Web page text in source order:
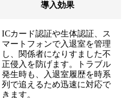
導入効果
ICカード認証や生体認証、ス
マートフォンで入退室を管理
し、関係者になりすました不
正侵入を防げます。トラブル
発生時も、入退室履歴を時系
列で追えるため迅速に対応で
きます。